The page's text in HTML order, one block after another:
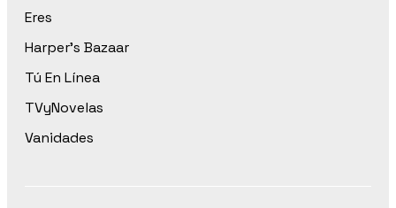
Eres
Harper’s Bazaar
Tú En Línea
TVyNovelas
Vanidades